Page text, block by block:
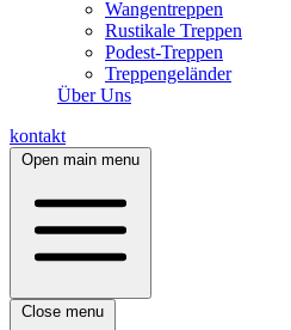
Wangentreppen
Rustikale Treppen
Podest-Treppen
Treppengeländer
Über Uns
kontakt
Open main menu
Close menu